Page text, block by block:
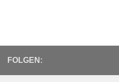
FOLGEN: